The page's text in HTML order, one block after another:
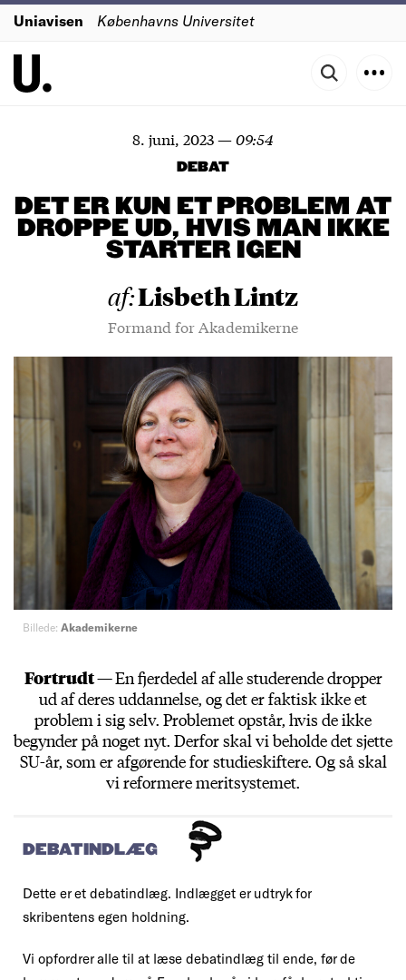
Uniavisen Københavns Universitet
8. juni, 2023—09:54
DEBAT
DET ER KUN ET PROBLEM AT
DROPPE UD, HVIS MAN IKKE
STARTER IGEN
af:Lisbeth Lintz
Formand for Akademikerne
Billede: Akademikerne
Fortrudt —En fjerdedel af alle studerende dropper
ud af deres uddannelse, og det er faktisk ikke et
problem i sig selv. Problemet opstår, hvis de ikke
begynder på noget nyt. Derfor skal vi beholde det sjette
SU-år, som er afgørende for studieskiftere. Og så skal
vi reformere meritsystemet.
DEBATINDLÆG
Dette er et debatindlæg. Indlægget er udtryk for
skribentens egen holdning.
Vi opfordrer alle til at læse debatindlæg til ende, før de